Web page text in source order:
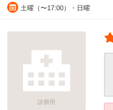
土曜（〜17:00）・日曜
診療所